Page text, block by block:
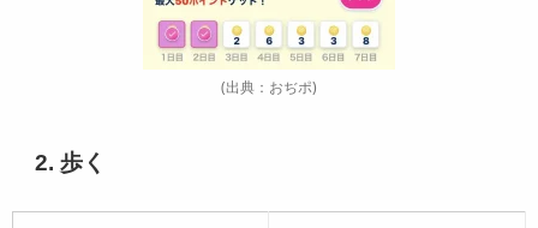
(出典：おぢポ)
2. 歩く